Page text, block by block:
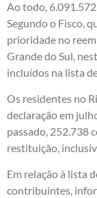
Ao todo,
Segundo o Fisco,
prioridade no
Grande do Sul,
incluídos na lista
Os residentes no
declaração em
passado, 252.738
restituição,
Em relação à lista
contribuintes,